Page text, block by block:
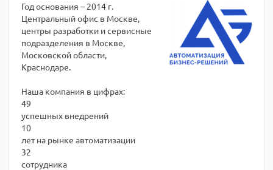
Год основания – 2014 г.
Центральный офис в Москве,
центры разработки и сервисные
подразделения в Москве,
Московской области,
Краснодаре.
Наша компания в цифрах:
49
успешных внедрений
10
лет на рынке автоматизации
32
сотрудника